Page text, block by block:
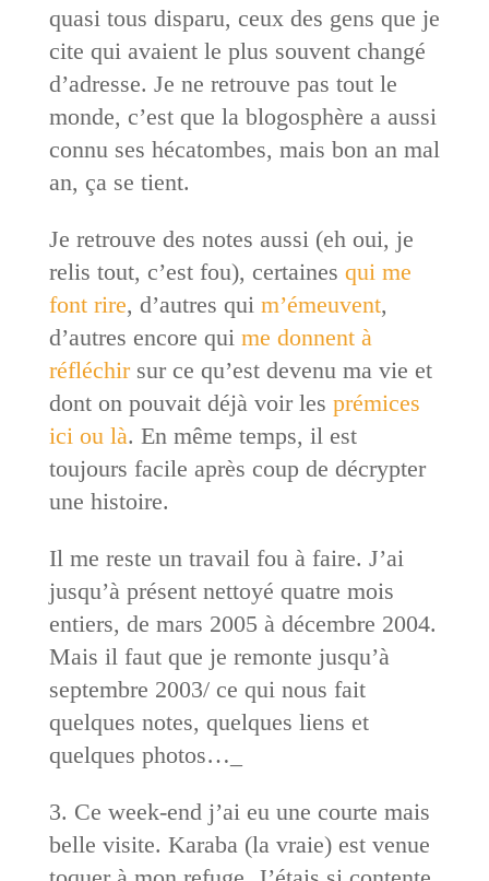
quasi tous disparu, ceux des gens que je
cite qui avaient le plus souvent changé
d’adresse. Je ne retrouve pas tout le
monde, c’est que la blogosphère a aussi
connu ses hécatombes, mais bon an mal
an, ça se tient.
Je retrouve des notes aussi (eh oui, je
relis tout, c’est fou), certaines qui me
font rire, d’autres qui m’émeuvent,
d’autres encore qui me donnent à
réfléchirsur ce qu’est devenu ma vie et
dont on pouvait déjà voir les prémices
ici ou là. En même temps, il est
toujours facile après coup de décrypter
une histoire.
Il me reste un travail fou à faire. J’ai
jusqu’à présent nettoyé quatre mois
entiers, de mars 2005 à décembre 2004.
Mais il faut que je remonte jusqu’à
septembre 2003/ ce qui nous fait
quelques notes, quelques liens et
quelques photos…_
3. Ce week-end j’ai eu une courte mais
belle visite. Karaba (la vraie) est venue